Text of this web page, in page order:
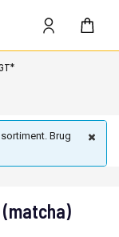
Brug
(matcha)